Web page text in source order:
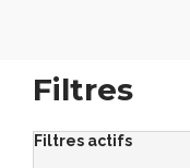
Filtres
Filtres actifs